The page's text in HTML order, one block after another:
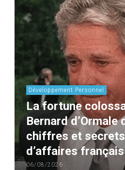
Développement Personnel
La fortune
Bernard d’Ormale
chiffres et secrets
d’affaires français
06/08/2026